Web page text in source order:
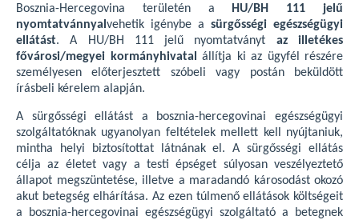
Bosznia-Hercegovina területén a
HU/BH 111 jelű
nyomtatvánnyal vehetik igénybe a sürgősségi egészségügyi
ellátást. A HU/BH 111 jelű nyomtatványt az illetékes
fővárosi/megyei kormányhivatal
állítja ki az ügyfél részére
személyesen előterjesztett szóbeli vagy postán beküldött
írásbeli kérelem alapján.
A sürgősségi ellátást a bosznia-hercegovinai egészségügyi
szolgáltatóknak ugyanolyan feltételek mellett kell nyújtaniuk,
mintha helyi biztosítottat látnának el. A sürgősségi ellátás
célja az életet vagy a testi épséget súlyosan veszélyeztető
állapot megszüntetése, illetve a maradandó károsodást okozó
akut betegség elhárítása. Az ezen túlmenő ellátások költségeit
a bosznia-hercegovinai egészségügyi szolgáltató a betegnek